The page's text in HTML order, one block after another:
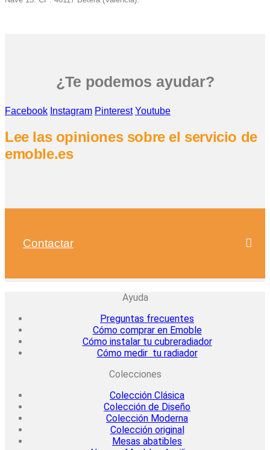
¿Te podemos ayudar?
Facebook Instagram Pinterest Youtube
Lee las opiniones sobre el servicio de
emoble.es
Contactar
Ayuda
Preguntas frecuentes
Cómo comprar en Emoble
Cómo instalar tu cubreradiador
Cómo medir tu radiador
Colecciones
Colección Clásica
Colección de Diseño
Colección Moderna
Colección original
Mesas abatibles